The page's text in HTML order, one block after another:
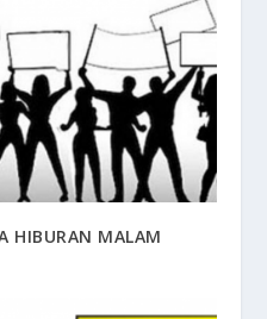
HIBURAN MALAM